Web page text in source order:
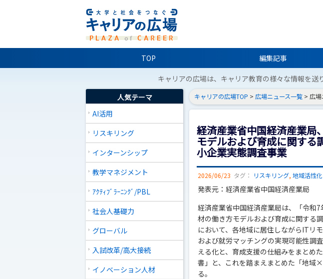
TOP 編集記事
キャリアの広場は、キャリア教育の様々な情報を送
人気テーマ
AI活用
リスキリング
インターンシップ
教学マネジメント
ｱｸﾃｨﾌﾞﾗｰﾆﾝｸﾞ/PBL
社会人基礎力
グローバル
入試改革/高大接続
イノベーション人材
キャリアの広場TOP > 広場ニュース一覧 > 広
経済産業省中国経済産業
モデルおよび育成に関する
小企業実態調査事業
2026/06/23 タグ： リスキリング, 地域活性化
発表元：経済産業省中国経済産業局
経済産業省中国経済産業局は、「令和
材の働き方モデルおよび育成に関する
において、各地域に居住しながらITリ
および就労マッチングの実現可能性調
える化と、育成支援の仕組みをまとめ
書」と、これを踏まえまとめた「地域
る。